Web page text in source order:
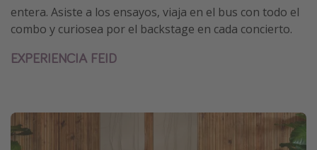
entera. Asiste a los ensayos, viaja en el bus con todo el
combo y curiosea por el backstage en cada concierto.
EXPERIENCIA FEID